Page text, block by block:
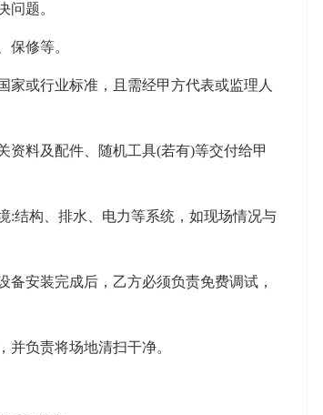
题。
修等。
或行业标准，且需经甲方代表或监理人
料及配件、随机工具(若有)等交付给甲
构、排水、电力等系统，如现场情况与
安装完成后，乙方必须负责免费调试，
负责将场地清扫干净。